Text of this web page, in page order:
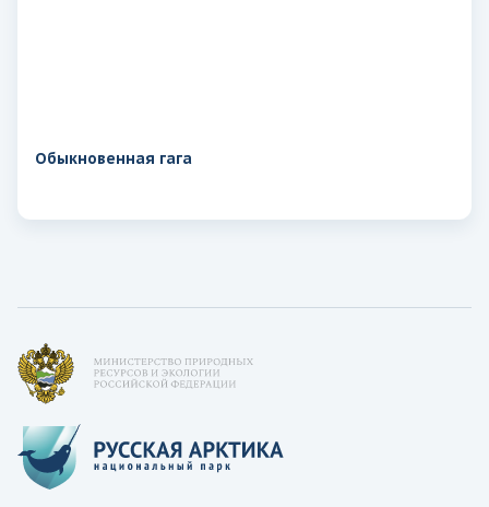
Обыкновенная гага